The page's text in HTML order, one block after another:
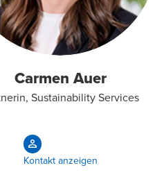
Carmen Auer
Sustainability Services
Kontakt anzeigen